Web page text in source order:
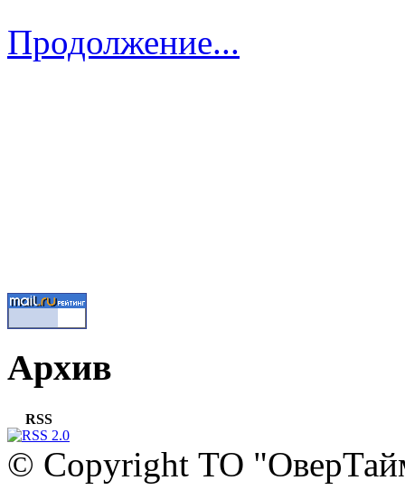
Продолжение...
Архив
RSS
© Copyright ТО